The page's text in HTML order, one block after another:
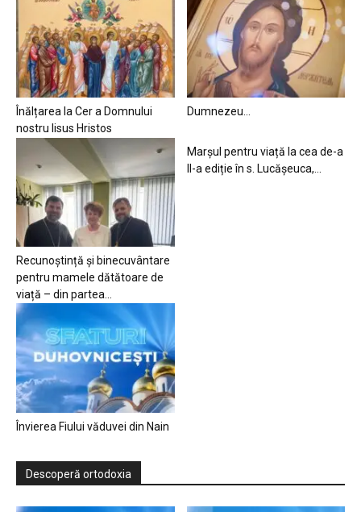
Înălțarea la Cer a Domnului
nostru Iisus Hristos
Dumnezeu…
Recunoștință și binecuvântare
pentru mamele dătătoare de
viață – din partea...
Marșul pentru viață la cea de-a
II-a ediție în s. Lucășeuca,...
Învierea Fiului văduvei din Nain
Descoperă ortodoxia